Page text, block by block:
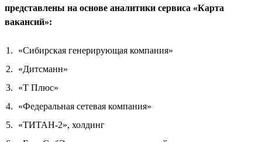
представлены на основе аналитики сервиса «Карта
вакансий»:
«Сибирская генерирующая компания»
«Дитсманн»
«Т Плюс»
«Федеральная сетевая компания»
«ТИТАН-2», холдинг